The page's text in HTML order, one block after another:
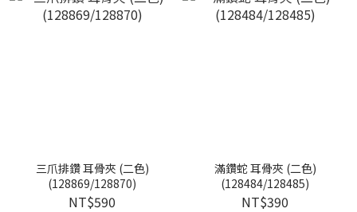
三爪排鑽 耳骨夾 (二色)
(128869/128870)
NT$590
滿鑽蛇 耳骨夾 (二色)
(128484/128485)
NT$390